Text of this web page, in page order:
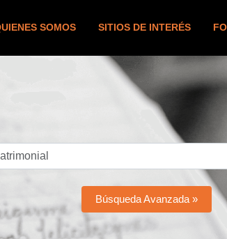
SOMOS SITIOS DE INTERÉS
Búsqueda Avanzada »